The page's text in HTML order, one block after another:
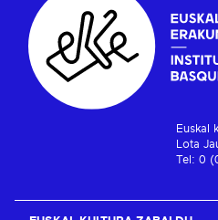
Euskal
Lota
Tel: 0